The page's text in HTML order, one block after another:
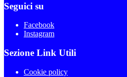
Seguici su
Facebook
Instagram
Sezione Link Utili
Cookie policy